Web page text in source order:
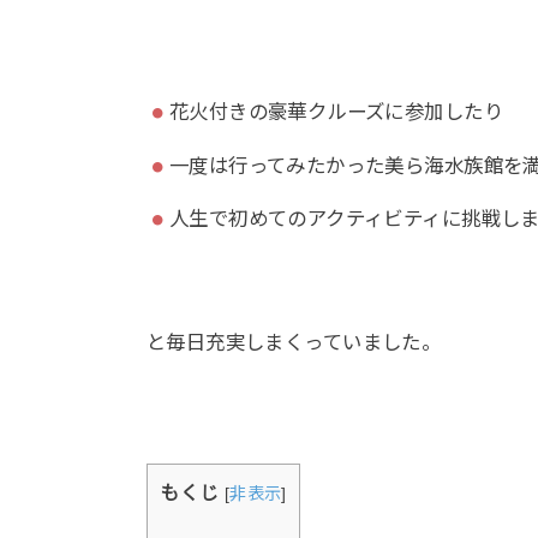
花火付きの豪華クルーズに参加したり
一度は行ってみたかった美ら海水族館を
人生で初めてのアクティビティに挑戦し
と毎日充実しまくっていました。
もくじ [非表示]